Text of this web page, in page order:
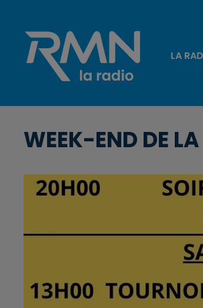
LA
WEEK-END DE